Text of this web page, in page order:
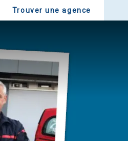
Trouver une agence